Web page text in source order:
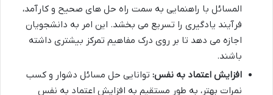
المسائل با راهنمایی به سمت راه حل های صحیح و کارآمد،
فرآیند یادگیری را تسریع می بخشد. این امر به دانشجویان
اجازه می دهد تا بر روی درک مفاهیم تمرکز بیشتری داشته
باشند.
افزایش اعتماد به نفس: توانایی حل مسائل دشوار و کسب
نمرات بهتر، به طور مستقیم به افزایش اعتماد به نفس